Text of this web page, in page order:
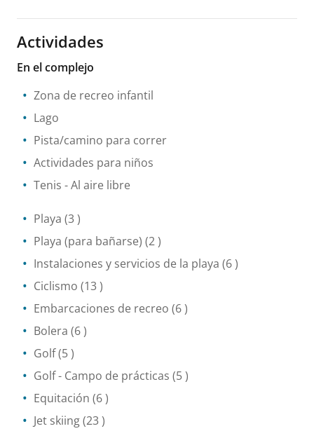
Actividades
En el complejo
Zona de recreo infantil
Lago
Pista/camino para correr
Actividades para niños
Tenis - Al aire libre
Playa (3 )
Playa (para bañarse) (2 )
Instalaciones y servicios de la playa (6 )
Ciclismo (13 )
Embarcaciones de recreo (6 )
Bolera (6 )
Golf(5 )
Golf - Campo de prácticas (5 )
Equitación (6 )
Jet skiing(23 )